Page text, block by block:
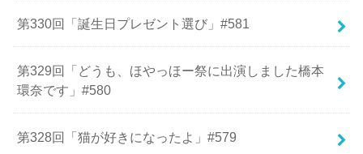
第330回「誕生日プレゼント選び」#581
第329回「どうも、ほやっほー祭に出演しました橋本
環奈です」#580
第328回「猫が好きになったよ」#579